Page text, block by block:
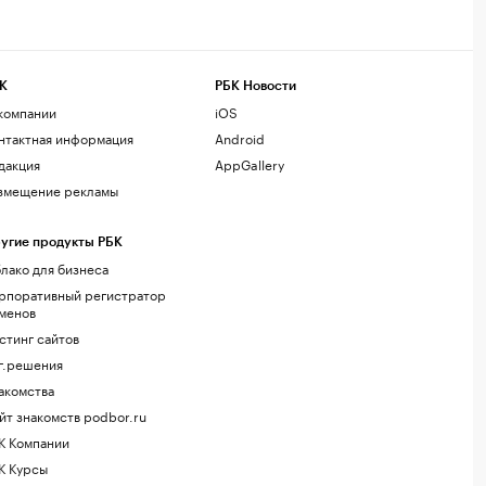
информация
рекламы
продукты РБК
для бизнеса
регистратор
сайтов
знакомств podbor.ru
Компании
Курсы
РБК Новости
iOS
Android
AppGallery